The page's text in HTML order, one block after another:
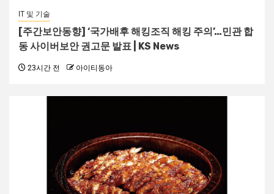
IT 및 기술
[주간보안동향] ‘국가배후 해킹조직 해킹 주의’…민관 합
동 사이버보안 권고문 발표 | KS News
23시간 전 아이티동아